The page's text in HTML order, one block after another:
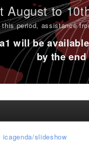
August to
this period, assistance
will be
by the
slideshow